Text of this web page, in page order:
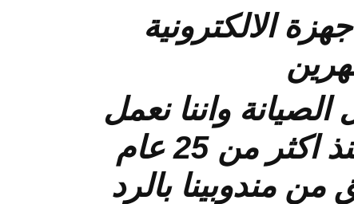
الالكترونية
واننا نعمل
فى مجال صيانة الاجهزة المنزلية والاليكترونية منذ اكثر من 25 عام
مندوبينا بالرد